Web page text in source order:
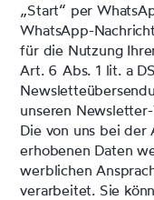
„Start“ per
WhatsApp-
für die Nutzung
Art. 6 Abs. 1 lit. a
unseren
Die von uns bei
erhobenen Daten
werblichen
verarbeitet. Sie